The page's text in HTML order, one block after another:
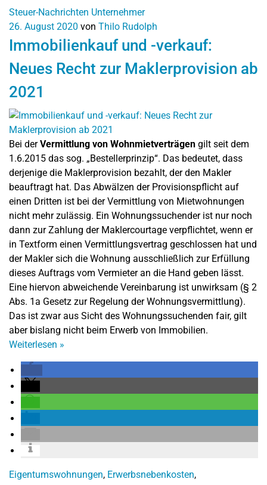
Steuer-Nachrichten Unternehmer
26. August 2020 von Thilo Rudolph
Immobilienkauf und -verkauf:
Neues Recht zur Maklerprovision ab
2021
Bei derVermittlung von Wohnmietverträgen gilt seit dem
1.6.2015 das sog. „Bestellerprinzip“. Das bedeutet, dass
derjenige die Maklerprovision bezahlt, der den Makler
beauftragt hat. Das Abwälzen der Provisionspflicht auf
einen Dritten ist bei der Vermittlung von Mietwohnungen
nicht mehr zulässig. Ein Wohnungssuchender ist nur noch
dann zur Zahlung der Maklercourtage verpflichtet, wenn er
in Textform einen Vermittlungsvertrag geschlossen hat und
der Makler sich die Wohnung ausschließlich zur Erfüllung
dieses Auftrags vom Vermieter an die Hand geben lässt.
Eine hiervon abweichende Vereinbarung ist unwirksam (§ 2
Abs. 1a Gesetz zur Regelung der Wohnungsvermittlung).
Das ist zwar aus Sicht des Wohnungssuchenden fair, gilt
aber bislang nicht beim Erwerb von Immobilien.
Weiterlesen »
Eigentumswohnungen, Erwerbsnebenkosten,